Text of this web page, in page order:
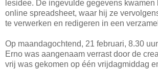
lesidee. De ingevulde gegevens kwamen
online spreadsheet, waar hij ze
te verwerken en redigeren in een
Op maandagochtend, 21 februari, 8.30
Erno was aangenaam verrast door de
vrij was gekomen op één vrijdagmiddag